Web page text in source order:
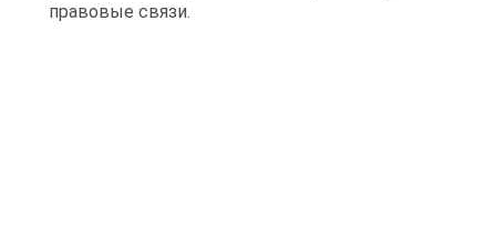
правовые связи.